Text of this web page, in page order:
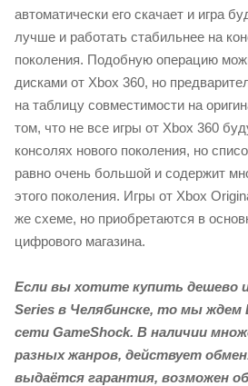
автоматически его скачает и игра
лучше и работать стабильнее на
поколения. Подобную операцию
дисками от Xbox 360, но
на таблицу совместимости на
том, что не все игры от Xbox 360
консолях нового поколения, но
равно очень большой и содержит
этого поколения. Игры от Xbox
же схеме, но приобретаются в
цифрового магазина.
Если вы хотите купить дешево
Series в Челябинске, то мы ждем
сети GameShock. В наличии
разных жанров, действует
выдаётся гарантия, возможен